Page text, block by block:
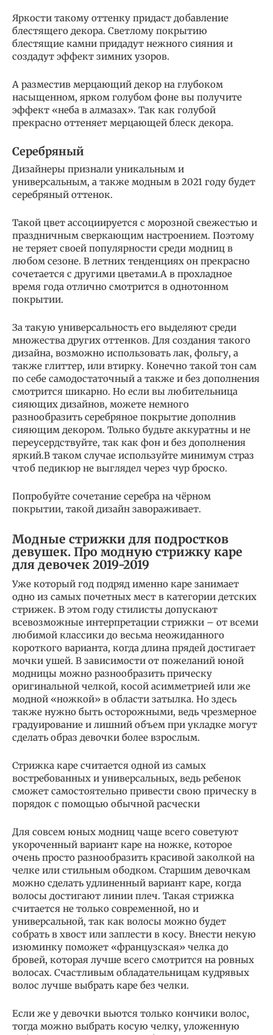
Яркости такому оттенку придаст добавление
блестящего декора. Светлому покрытию
блестящие камни придадут нежного сияния и
создадут эффект зимних узоров.
А разместив мерцающий декор на глубоком
насыщенном, ярком голубом фоне вы получите
эффект «неба в алмазах». Так как голубой
прекрасно оттеняет мерцающей блеск декора.
Серебряный
Дизайнеры признали уникальным и
универсальным, а также модным в 2021 году будет
серебряный оттенок.
Такой цвет ассоциируется с морозной свежестью и
праздничным сверкающим настроением. Поэтому
не теряет своей популярности среди модниц в
любом сезоне. В летних тенденциях он прекрасно
сочетается с другими цветами.А в прохладное
время года отлично смотрится в однотонном
покрытии.
За такую универсальность его выделяют среди
множества других оттенков. Для создания такого
дизайна, возможно использовать лак, фольгу, а
также глиттер, или втирку. Конечно такой тон сам
по себе самодостаточный а также и без дополнения
смотрится шикарно. Но если вы любительница
сияющих дизайнов, можете немного
разнообразить серебряное покрытие дополнив
сияющим декором. Только будьте аккуратны и не
переусердствуйте, так как фон и без дополнения
яркий.В таком случае используйте минимум страз
чтоб педикюр не выглядел через чур броско.
Попробуйте сочетание серебра на чёрном
покрытии, такой дизайн завораживает.
Модные стрижки для подростков
девушек. Про модную стрижку каре
для девочек 2019-2019
Уже который год подряд именно каре занимает
одно из самых почетных мест в категории детских
стрижек. В этом году стилисты допускают
всевозможные интерпретации стрижки – от всеми
любимой классики до весьма неожиданного
короткого варианта, когда длина прядей достигает
мочки ушей. В зависимости от пожеланий юной
модницы можно разнообразить прическу
оригинальной челкой, косой асимметрией или же
модной «ножкой» в области затылка. Но здесь
также нужно быть осторожными, ведь чрезмерное
градуирование и лишний объем при укладке могут
сделать образ девочки более взрослым.
Стрижка каре считается одной из самых
востребованных и универсальных, ведь ребенок
сможет самостоятельно привести свою прическу в
порядок с помощью обычной расчески
Для совсем юных модниц чаще всего советуют
укороченный вариант каре на ножке, которое
очень просто разнообразить красивой заколкой на
челке или стильным ободком. Старшим девочкам
можно сделать удлиненный вариант каре, когда
волосы достигают линии плеч. Такая стрижка
считается не только современной, но и
универсальной, так как волосы можно будет
собрать в хвост или заплести в косу. Внести некую
изюминку поможет «французская» челка до
бровей, которая лучше всего смотрится на ровных
волосах. Счастливым обладательницам кудрявых
волос лучше выбрать каре без челки.
Если же у девочки вьются только кончики волос,
тогда можно выбрать косую челку, уложенную